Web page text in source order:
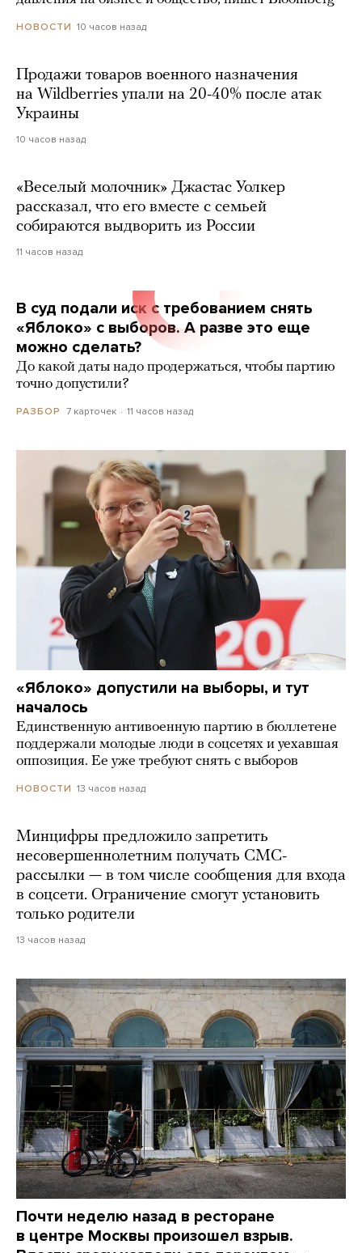
НОВОСТИ 10 часов назад
Продажи товаров военного назначения
на Wildberries упали на 20-40% после атак
Украины
10 часов назад
«Веселый молочник» Джастас Уолкер
рассказал, что его вместе с семьей
собираются выдворить из России
11 часов назад
В суд подали иск с требованием снять
«Яблоко» с выборов. А разве это еще
можно сделать?
До какой даты надо продержаться, чтобы партию
точно допустили?
РАЗБОР 7 карточек 11 часов назад
«Яблоко» допустили на выборы, и тут
началось
Единственную антивоенную партию в бюллетене
поддержали молодые люди в соцсетях и уехавшая
оппозиция. Ее уже требуют снять с выборов
НОВОСТИ 13 часов назад
Минцифры предложило запретить
несовершеннолетним получать СМС-
рассылки — в том числе сообщения для входа
в соцсети. Ограничение смогут установить
только родители
13 часов назад
Почти неделю назад в ресторане
в центре Москвы произошел взрыв.